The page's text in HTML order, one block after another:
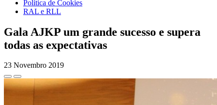
Política de Cookies
RAL e RLL
Gala AJKP um grande sucesso e supera
todas as expectativas
23 Novembro 2019